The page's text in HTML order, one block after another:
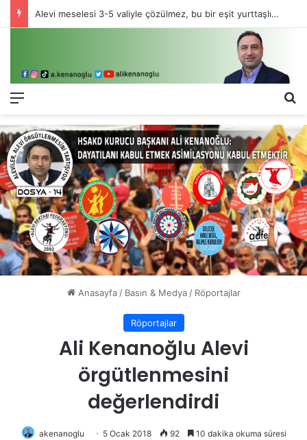
Alevi meselesi 3-5 valiyle çözülmez, bu bir eşit yurttaşlık sorunudur!
Menü
Anasayfa / Basın & Medya / Röportajlar
Röportajlar
Ali Kenanoğlu Alevi
örgütlenmesini
değerlendirdi
akenanoglu 5 Ocak 2018 92 10 dakika okuma süresi